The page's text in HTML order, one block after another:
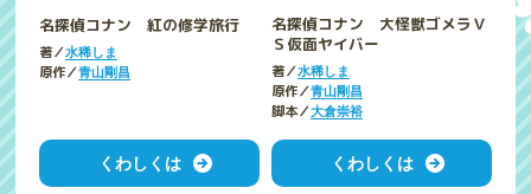
名探偵コナン 紅の修学旅行
著／水稀しま
原作／青山剛昌
くわしくは
名探偵コナン 大怪獣ゴメラＶ
Ｓ仮面ヤイバー
著／水稀しま
原作／青山剛昌
脚本／大倉崇裕
くわしくは